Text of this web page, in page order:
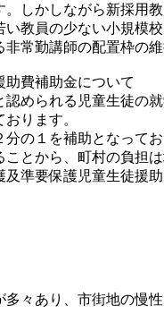
しかしながら新採用
教員の少ない小規模
常勤講師の配置枠の
助費補助金について
られる児童生徒の就
ります。
の１を補助となって
とから、町村の負担
準要保護児童生徒援
あり、市街地の慢性